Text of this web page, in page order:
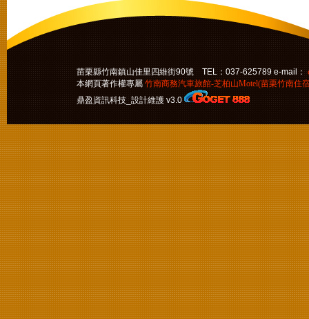
苗栗縣竹南鎮山佳里四維街90號 TEL：037-625789 e-mail：
本網頁著作權專屬 竹南商務汽車旅館-芝柏山Motel(苗栗竹南住
鼎盈資訊科技_設計維護 v3.0